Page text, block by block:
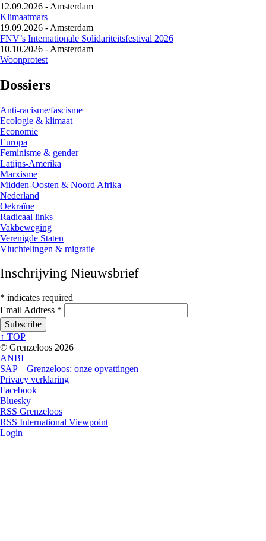
12.09.2026 - Amsterdam
Klimaatmars
19.09.2026 - Amsterdam
FNV’s Internationale Solidariteitsfestival 2026
10.10.2026 - Amsterdam
Woonprotest
Dossiers
Anti-racisme/fascisme
Ecologie & klimaat
Economie
Europa
Feminisme & gender
Latijns-Amerika
Marxisme
Midden-Oosten & Noord Afrika
Nederland
Oekraïne
Radicaal links
Vakbeweging
Verenigde Staten
Vluchtelingen & migratie
Inschrijving Nieuwsbrief
* indicates required
Email Address *
↑ TOP
© Grenzeloos 2026
ANBI
SAP – Grenzeloos: onze opvattingen
Privacy verklaring
Facebook
Bluesky
RSS Grenzeloos
RSS International Viewpoint
Login